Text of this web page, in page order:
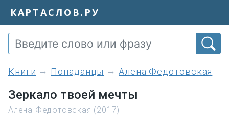
КАРТАСЛОВ.РУ
книги Попаданцы Алена Федотовская
Зеркало твоей мечты
Алена Федотовская (2017)